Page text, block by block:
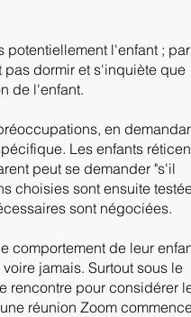
potentiellement l'enfant ; par
dormir et s'inquiète que
de l'enfant.
en
Les enfants
peut se demander "s'il
choisies sont ensuite
sont négociées.
comportement de leur
jamais. Surtout sous le
rencontre pour considérer
réunion Zoom